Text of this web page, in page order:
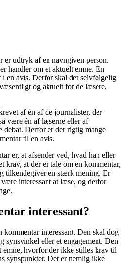
er udtryk af en navngiven person.
handler om et aktuelt emne. En
i en avis. Derfor skal det selvfølgelig
og aktuelt for de læsere,
af én af de journalister, der
være én af læserne eller af
debat. Derfor er der rigtig mange
til en avis.
er, at afsender ved, hvad han eller
krav, at der er tale om en kommentar,
tilkendegiver en stærk mening. Er
interessant at læse, og derfor
interessant?
interessant. Den skal dog
synsvinkel eller et engagement. Den
emne, hvorfor der ikke stilles krav til
synspunkter. Det er nemlig ikke